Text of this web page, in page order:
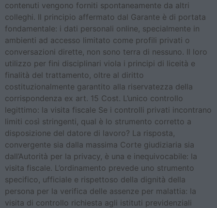
contenuti vengono forniti spontaneamente da altri
colleghi. Il principio affermato dal Garante è di portata
fondamentale: i dati personali online, specialmente in
ambienti ad accesso limitato come profili privati o
conversazioni dirette, non sono terra di nessuno. Il loro
utilizzo per fini disciplinari viola i principi di liceità e
finalità del trattamento, oltre al diritto
costituzionalmente garantito alla riservatezza della
corrispondenza ex art. 15 Cost. L’unico controllo
legittimo: la visita fiscale Se i controlli privati incontrano
limiti così stringenti, qual è lo strumento corretto a
disposizione del datore di lavoro? La risposta,
convergente sia dalla massima Corte giudiziaria sia
dall’Autorità per la privacy, è una e inequivocabile: la
visita fiscale. L’ordinamento prevede uno strumento
specifico, ufficiale e rispettoso della dignità della
persona per la verifica delle assenze per malattia: la
visita di controllo richiesta agli istituti previdenziali